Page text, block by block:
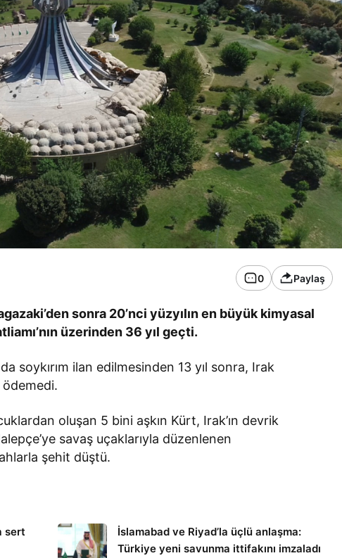
0 Paylaş
sonra 20’nci yüzyılın en büyük kimyasal
üzerinden 36 yıl geçti.
soykırım ilan edilmesinden 13 yıl sonra, Irak
oluşan 5 bini aşkın Kürt, Irak’ın devrik
savaş uçaklarıyla düzenlenen
şehit düştü.
sert
İslamabad ve Riyad’la üçlü anlaşma:
Türkiye yeni savunma ittifakını imzaladı